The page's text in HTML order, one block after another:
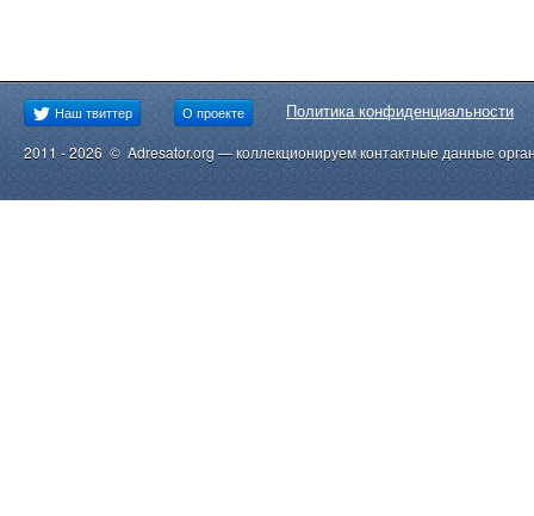
Наш твиттер О проекте Политика конфиденциальности
2011 - 2026 © Adresator.org — коллекционируем контактные данные